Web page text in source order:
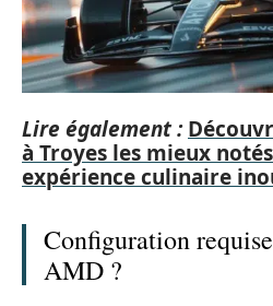
Lire également :
à Troyes les mieux
expérience culinaire
Configuration
AMD ?